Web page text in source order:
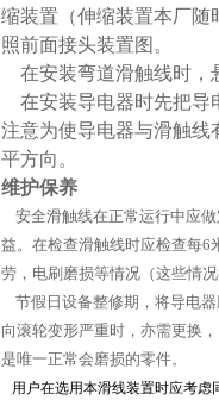
缩装置（伸缩装置本厂随
照前面接头装置图。
在安装弯道滑触线时，
在安装导电器时先把导
注意为使导电器与滑触线
平方向。
维护保养
安全滑触线在正常运行中应
益。在检查滑触线时应检查每6
劳，电刷磨损等情况（这些情
节假日设备整修期，将导电
向滚轮变形严重时，亦需更换
是唯一正常会磨损的零件。
用户在选用本滑线装置时应考虑